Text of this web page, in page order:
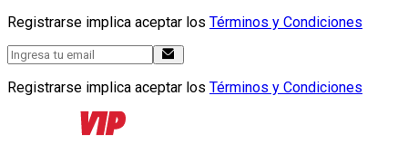
Registrarse implica aceptar los Términos y Condiciones
Registrarse implica aceptar los Términos y Condiciones